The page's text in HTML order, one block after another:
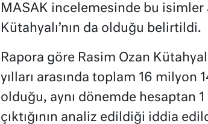
MASAK incelemesinde bu isimler
Kütahyalı’nın da olduğu belirtildi.
Rapora göre Rasim Ozan
yılları arasında toplam 16 milyon
olduğu, aynı dönemde hesaptan
çıktığının analiz edildiği iddia